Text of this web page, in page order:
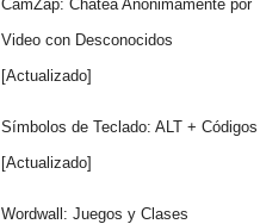
CamZap: Chatea Anónimamente por
Video con Desconocidos
[Actualizado]
Símbolos de Teclado: ALT + Códigos
[Actualizado]
Wordwall: Juegos y Clases